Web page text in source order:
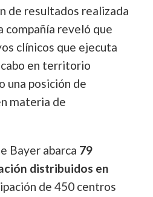
de resultados realizada
compañía reveló que
clínicos que ejecuta
en territorio
una posición de
materia de
Bayer abarca 79
distribuidos en
de 450 centros